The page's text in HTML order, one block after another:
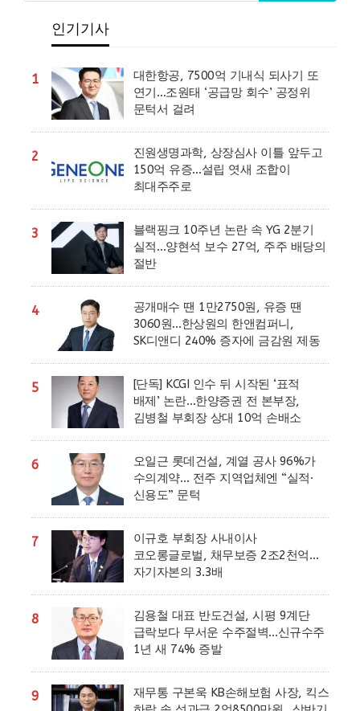
인기기사
1
대한항공, 7500억 기내식 되사기 또
연기…조원태 ‘공급망 회수’ 공정위
문턱서 걸려
2
진원생명과학, 상장심사 이틀 앞두고
150억 유증…설립 엿새 조합이
최대주주로
3
블랙핑크 10주년 논란 속 YG 2분기
실적…양현석 보수 27억, 주주 배당의
절반
4
공개매수 땐 1만2750원, 유증 땐
3060원…한상원의 한앤컴퍼니,
SK디앤디 240% 증자에 금감원 제동
5
[단독] KCGI 인수 뒤 시작된 ‘표적
배제’ 논란…한양증권 전 본부장,
김병철 부회장 상대 10억 손배소
6
오일근 롯데건설, 계열 공사 96%가
수의계약… 전주 지역업체엔 “실적·
신용도” 문턱
7
이규호 부회장 사내이사
코오롱글로벌, 채무보증 2조2천억…
자기자본의 3.3배
8
김용철 대표 반도건설, 시평 9계단
급락보다 무서운 수주절벽…신규수주
1년 새 74% 증발
9
재무통 구본욱 KB손해보험 사장, 킥스